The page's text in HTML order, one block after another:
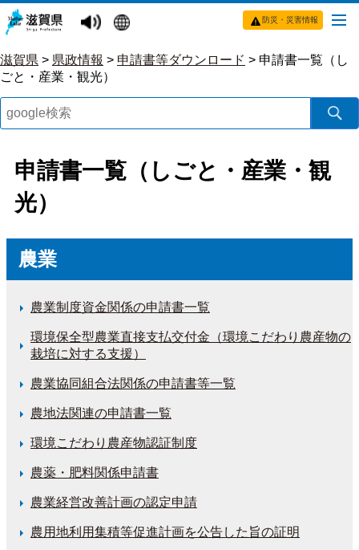
防災・災害情報
滋賀県 > 県政情報 > 申請書等ダウンロード > 申請書一覧（し
ごと・産業・観光）
申請書一覧（しごと・産業・観
光）
農業
農業制度資金関係の申請書一覧
環境保全型農業直接支払交付金（環境こだわり農産物の
栽培に対する支援）
農業協同組合法関係の申請書等一覧
農地法関連の申請書一覧
環境こだわり農産物認証制度
農薬・肥料関係申請書
農業経営改善計画の認定申請
農用地利用集積等促進計画を公告した旨の証明